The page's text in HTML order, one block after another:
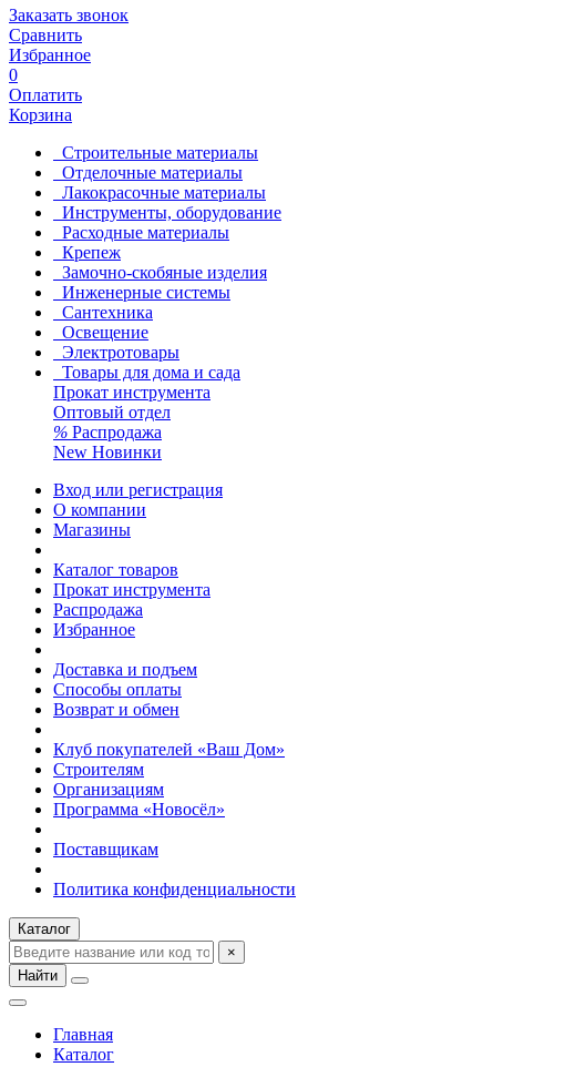
Заказать звонок
Сравнить
Избранное
0
Оплатить
Корзина
Строительные материалы
Отделочные материалы
Лакокрасочные материалы
Инструменты, оборудование
Расходные материалы
Крепеж
Замочно-скобяные изделия
Инженерные системы
Сантехника
Освещение
Электротовары
Товары для дома и сада
Прокат инструмента
Оптовый отдел
% Распродажа
New Новинки
Вход или регистрация
О компании
Магазины
Каталог товаров
Прокат инструмента
Распродажа
Избранное
Доставка и подъем
Способы оплаты
Возврат и обмен
Клуб покупателей «Ваш Дом»
Строителям
Организациям
Программа «Новосёл»
Поставщикам
Политика конфиденциальности
Каталог
×
Найти
Главная
Каталог